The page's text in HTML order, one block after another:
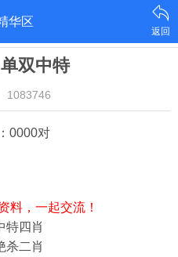
华区
返回
双中特
1083746
0000对
料，一起交流！
特四肖
杀二肖